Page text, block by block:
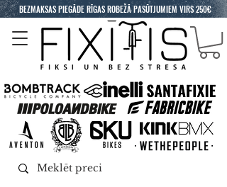
BEZMAKSAS PIEGĀDE RĪGAS ROBEŽĀ PASŪTJUMIEM VIRS 250€